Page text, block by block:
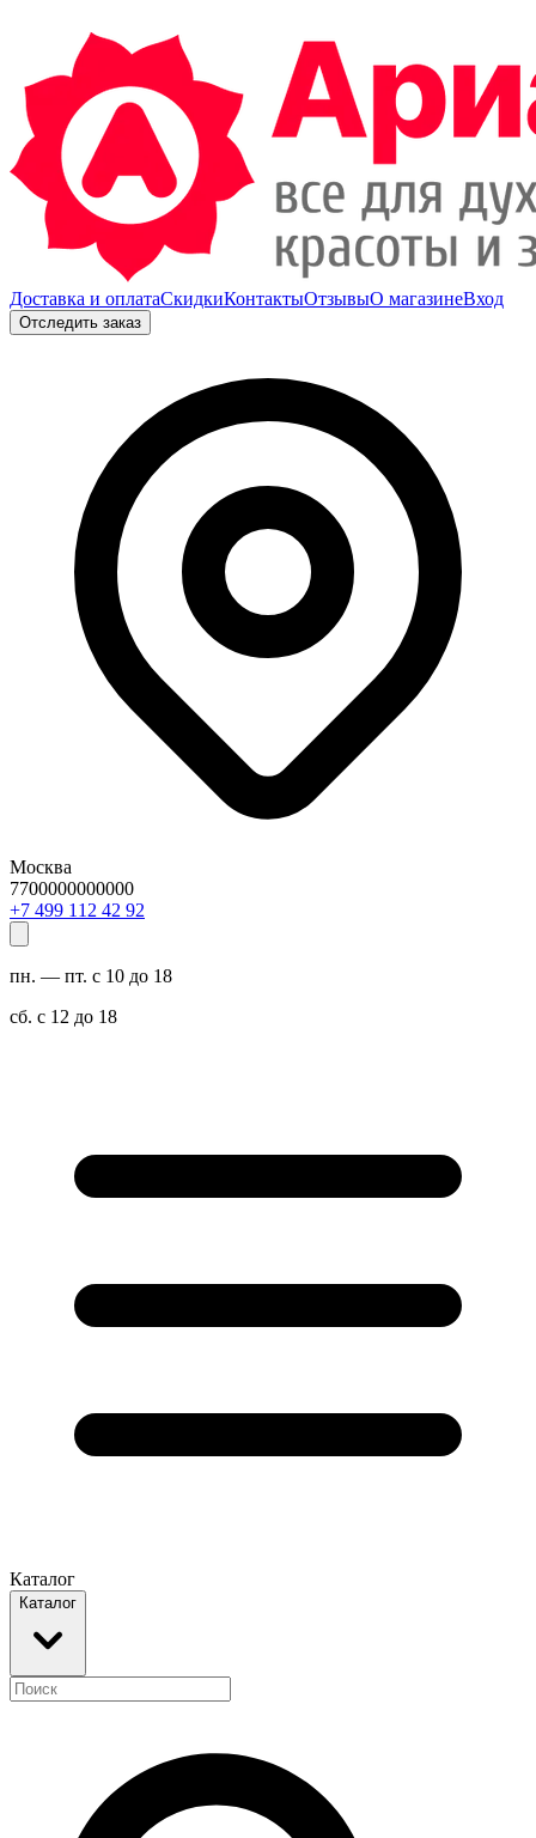
Доставка и оплатаСкидкиКонтактыОтзывыО магазинеВход
Отследить заказ
Москва
7700000000000
29 24 211 994 7+
пн. — пт. с 10 до 18
сб. с 12 до 18
Каталог
Каталог